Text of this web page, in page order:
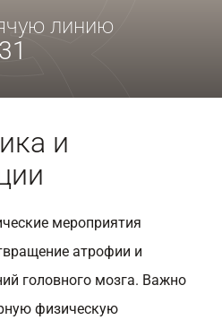
линию
и
мероприятия
атрофии и
головного мозга. Важно
физическую